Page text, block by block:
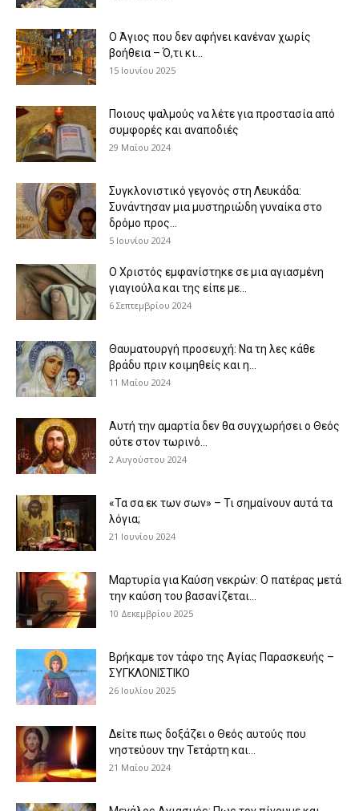
Ο Άγιος που δεν αφήνει κανέναν χωρίς
βοήθεια – Ό,τι κι...
15 Ιουνίου 2025
Ποιους ψαλμούς να λέτε για προστασία από
συμφορές και αναποδιές
29 Μαΐου 2024
Συγκλονιστικό γεγονός στη Λευκάδα:
Συνάντησαν μια μυστηριώδη γυναίκα στο
δρόμο προς...
5 Ιουνίου 2024
Ο Χριστός εμφανίστηκε σε μια αγιασμένη
γιαγιούλα και της είπε με...
6 Σεπτεμβρίου 2024
Θαυματουργή προσευχή: Να τη λες κάθε
βράδυ πριν κοιμηθείς και η...
11 Μαΐου 2024
Αυτή την αμαρτία δεν θα συγχωρήσει ο Θεός
ούτε στον τωρινό...
2 Αυγούστου 2024
«Τα σα εκ των σων» – Τι σημαίνουν αυτά τα
λόγια;
21 Ιουνίου 2024
Μαρτυρία για Καύση νεκρών: Ο πατέρας μετά
την καύση του βασανίζεται...
10 Δεκεμβρίου 2025
Βρήκαμε τον τάφο της Αγίας Παρασκευής –
ΣΥΓΚΛΟΝΙΣΤΙΚΟ
26 Ιουλίου 2025
Δείτε πως δοξάζει ο Θεός αυτούς που
νηστεύουν την Τετάρτη και...
21 Μαΐου 2024